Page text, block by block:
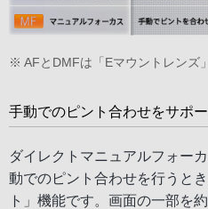
※ AFとDMFは「Eマウントレンズ
手動でのピント合わせをサポ
ダイレクトマニュアルフォー
動でのピント合わせを行うと
ト」機能です。画面の一部を